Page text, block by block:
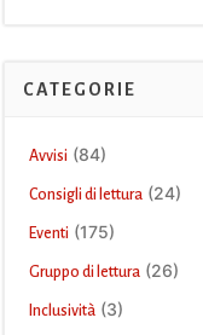
CATEGORIE
Avvisi (84)
Consigli di lettura (24)
Eventi (175)
Gruppo di lettura (26)
Inclusività (3)